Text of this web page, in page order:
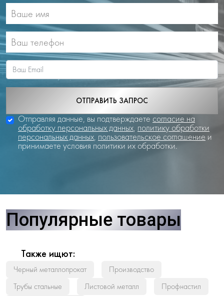
ОТПРАВИТЬ ЗАПРОС
Отправляя данные, вы подтверждаете согласие на
обработку персональных данных, политику обработки
персональных данных, пользовательское соглашение и
принимаете условия политики их обработки.
Популярные товары
Также ищют:
Черный металлопрокат
Производство
Трубы стальные
Листовой металл
Профнастил